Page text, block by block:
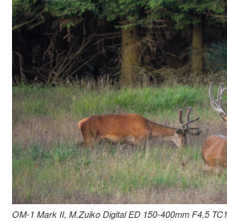
OM-1 Mark II, M.Zuiko Digital ED 150-400mm F4.5